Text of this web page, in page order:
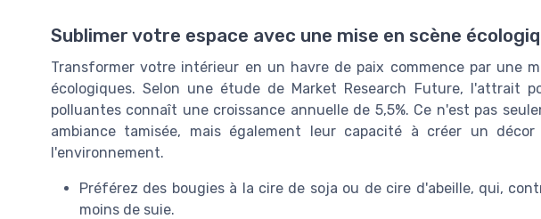
Sublimer votre espace avec une mise en scène
Transformer votre intérieur en un havre de paix commence par une
écologiques. Selon une étude de Market Research Future, l'attrait
polluantes connaît une croissance annuelle de 5,5%. Ce n'est pas
ambiance tamisée, mais également leur capacité à créer un
l'environnement.
Préférez des bougies à la cire de soja ou de cire d'abeille, qui,
moins de suie.